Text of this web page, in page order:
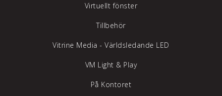
Virtuellt fönster
Tillbehör
Vitrine Media - Världsledande LED
VM Light & Play
På Kontoret